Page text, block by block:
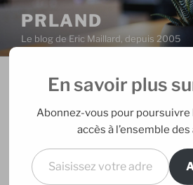
Aller
contenu
principal
PRLAND
Le blog de Eric Maillard, depuis 2005
PUBLIÉ
29/07/2012PARERIC
La crise des 7 ans
pris une place unique dans ma vie.
nouvelles découvertes, surprises,
En savoir plus
Abonnez-vous pour
accès à l’ensemble
Saisissez votre adresse e-mail…